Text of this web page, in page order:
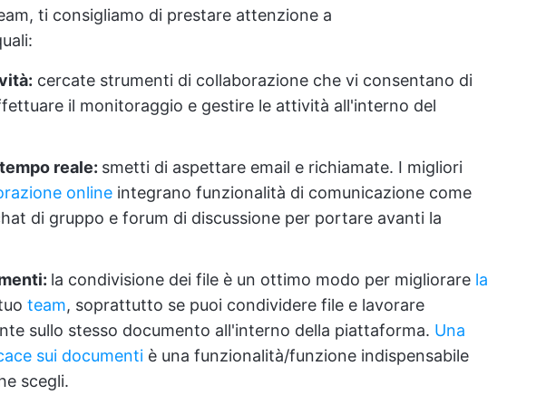
ti consigliamo di prestare attenzione a
cercate strumenti di collaborazione che vi consentano di
il monitoraggio e gestire le attività all'interno del
reale: smetti di aspettare email e richiamate. I migliori
online integrano funzionalità di comunicazione come
di gruppo e forum di discussione per portare avanti la
la condivisione dei file è un ottimo modo per migliorare la
team, soprattutto se puoi condividere file e lavorare
sullo stesso documento all'interno della piattaforma. Una
sui documenti è una funzionalità/funzione indispensabile
scegli.